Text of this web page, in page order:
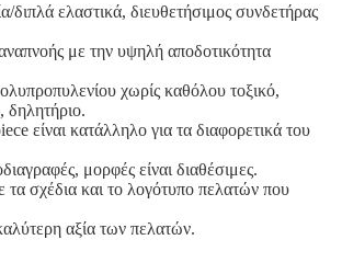
διπλά ελαστικά, διευθετήσιμος συνδετήρας
με την υψηλή αποδοτικότητα
χωρίς καθόλου τοξικό,
δηλητήριο.
είναι κατάλληλο για τα διαφορετικά του
μορφές είναι διαθέσιμες.
σχέδια και το λογότυπο πελατών που
αξία των πελατών.